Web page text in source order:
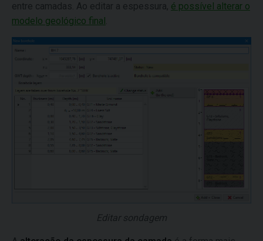
entre camadas. Ao editar a espessura, é possível alterar o
modelo geológico final
Editar sondagem